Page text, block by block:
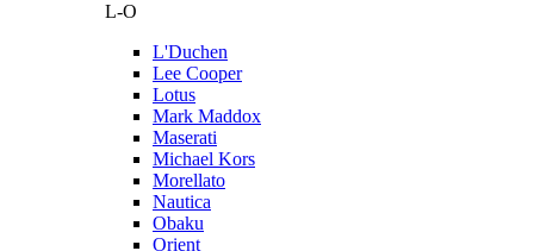
L-O
L'Duchen
Lee Cooper
Lotus
Mark Maddox
Maserati
Michael Kors
Morellato
Nautica
Obaku
Orient